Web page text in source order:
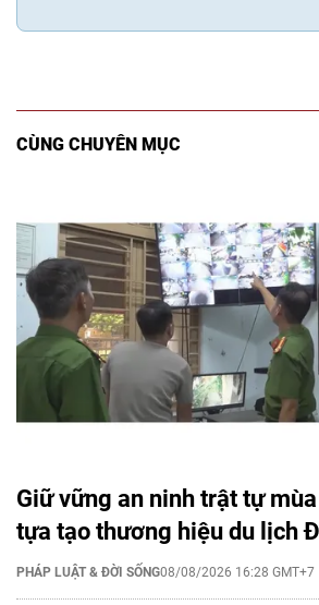
CÙNG CHUYÊN MỤC
Giữ vững an ninh trật tự
tựa tạo thương hiệu du lịch
PHÁP LUẬT & ĐỜI SỐNG08/08/2026 16:28 GMT+7